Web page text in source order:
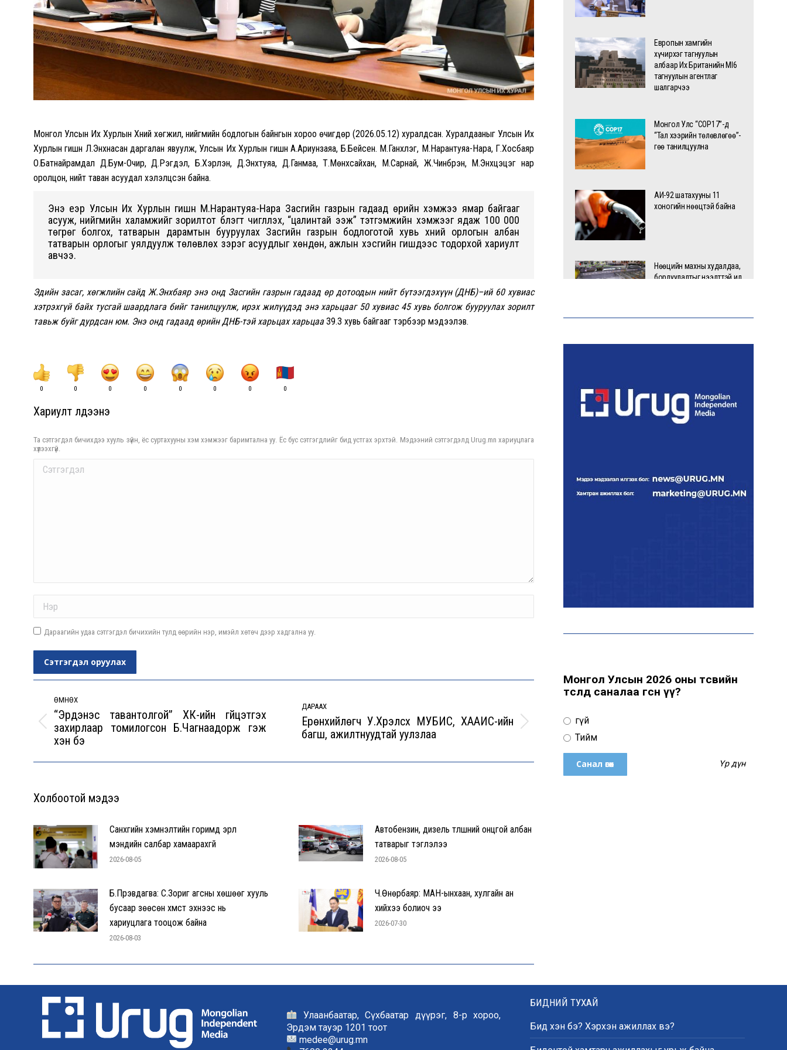
Монгол Улсын Их Хурлын Хүний хөгжил, нийгмийн бодлогын байнгын хороо өчигдөр (2026.05.12) хуралдсан. Хуралдааныг Улсын Их
Хурлын гишүүн Л.Энхнасан даргалан явуулж, Улсын Их Хурлын гишүүн А.Ариунзаяа, Б.Бейсен. М.Ганхүлэг, М.Нарантуяа-Нара, Г.Хосбаяр
О.Батнайрамдал Д.Бум-Очир, Д.Рэгдэл, Б.Хэрлэн, Д.Энхтуяа, Д.Ганмаа, Т.Мөнхсайхан, М.Сарнай, Ж.Чинбүрэн, М.Энхцэцэг нар
оролцон, нийт таван асуудал хэлэлцсэн байна.
Энэ үеэр Улсын Их Хурлын гишүүн М.Нарантуяа-Нара Засгийн газрын гадаад өрийн хэмжээ ямар байгааг
асууж, нийгмийн халамжийг зорилтот бүлэгт чиглүүлэх, “цалинтай ээж” тэтгэмжийн хэмжээг ядаж 100 000
төгрөг болгох, татварын дарамтын бууруулах Засгийн газрын бодлоготой хувь хүний орлогын албан
татварын орлогыг уялдуулж төлөвлөх зэрэг асуудлыг хөндөн, ажлын хэсгийн гишүүдээс тодорхой хариулт
авчээ.
Эдийн засаг, хөгжлийн сайд Ж.Энхбаярэнэ онд Засгийн газрын гадаад өр дотоодын нийт бүтээгдэхүүн (ДНБ)–ий 60 хувиас
хэтрэхгүй байх тусгай шаардлага бийг танилцуулж, ирэх жилүүдэд энэ харьцааг 50 хувиас 45 хувь болгож бууруулах зорилт
тавьж буйг дурдсан юм. Энэ онд гадаад өрийн ДНБ-тэй харьцах харьцаа39.3 хувь байгааг тэрбээр мэдээлэв.
0 0 0 0 0 0 0 0
Хариулт үлдээнэ үү
Та сэтгэгдэл бичихдээ хууль зүйн, ёс суртахууны хэм хэмжээг баримтална уу. Ёс бус сэтгэгдлийг бид устгах эрхтэй. Мэдээний сэтгэгдэлд Urug.mn хариуцлага
хүлээхгүй.
Comment
Дараагийн удаа сэтгэгдэл бичихийн тулд өөрийн нэр, имэйл хөтөч дээр хадгална уу.
Сэтгэгдэл оруулах
navigation
ӨМНӨХ
Previous
post:
“Эрдэнэс тавантолгой” ХК-ийн гүйцэтгэх
захирлаар томилогсон Б.Чагнаадорж гэж
хэн бэ
ДАРААХ
Next
Ерөнхийлөгч У.Хүрэлсүх МУБИС, ХААИС-ийн
багш, ажилтнуудтай уулзлаа
Холбоотой мэдээ
Санхүүгийн хэмнэлтийн горимд эрүүл
мэндийн салбар хамаарахгүй
2026-08-05
Автобензин, дизель түлшний онцгой албан
татварыг тэглэлээ
2026-08-05
Б.Пүрэвдагва: С.Зориг агсны хөшөөг хууль
бусаар зөөсөн хүмүүст эхнээс нь
хариуцлага тооцож байна
2026-08-03
Ч.Өнөрбаяр: МАН-ынхаан, хулгайн ан
хийхээ болиоч ээ
2026-07-30
Европын хамгийн
хүчирхэг тагнуулын
албаар Их Британийн MI6
тагнуулын агентлаг
шалгарчээ
Монгол Улс “COP17”-д
“Тал хээрийн төлөвлөгөө”-
гөө танилцуулна
АИ-92 шатахууны 11
хоногийн нөөцтэй байна
Нөөцийн махны худалдаа,
борлуулалтыг нээлттэй ил
Автобензин, дизель
түлшний онцгой албан
Бусадтай хэрүүл маргаан
үүсгэсэн гэх этгээдэд
зөрчлийн хуулийн дагуу
Танилц: Өнөөдөр цахилгаан
Өнөөдөр сондгой улсын
дугаартай автомашинууд
Монгол Улсын 2026 оны төсвийн
төсөлд саналаа өгсөн үү?
Үгүй
Тийм
Үр дүн
Улаанбаатар, Сүхбаатар дүүрэг, 8-р хороо,
Эрдэм тауэр 1201 тоот
medee@urug.mn
БИДНИЙ ТУХАЙ
Бид хэн бэ? Хэрхэн ажиллах вэ?